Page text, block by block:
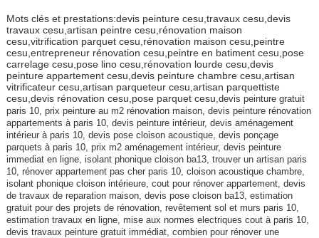
Mots clés et prestations:devis peinture cesu,travaux cesu,devis
travaux cesu,artisan peintre cesu,rénovation maison
cesu,vitrification parquet cesu,rénovation maison cesu,peintre
cesu,entrepreneur rénovation cesu,peintre en batiment cesu,pose
carrelage cesu,pose lino cesu,rénovation lourde cesu,devis
peinture appartement cesu,devis peinture chambre cesu,artisan
vitrificateur cesu,artisan parqueteur cesu,artisan parquettiste
cesu,devis rénovation cesu,pose parquet cesu, devis peinture gratuit
paris 10, prix peinture au m2 rénovation maison, devis peinture rénovation
appartements à paris 10, devis peinture intérieur, devis aménagement
intérieur à paris 10, devis pose cloison acoustique, devis ponçage
parquets à paris 10, prix m2 aménagement intérieur, devis peinture
immediat en ligne, isolant phonique cloison ba13, trouver un artisan paris
10, rénover appartement pas cher paris 10, cloison acoustique chambre,
isolant phonique cloison intérieure, cout pour rénover appartement, devis
de travaux de reparation maison, devis pose cloison ba13, estimation
gratuit pour des projets de rénovation, revêtement sol et murs paris 10,
estimation travaux en ligne, mise aux normes electriques cout à paris 10,
devis travaux peinture gratuit immédiat, combien pour rénover une